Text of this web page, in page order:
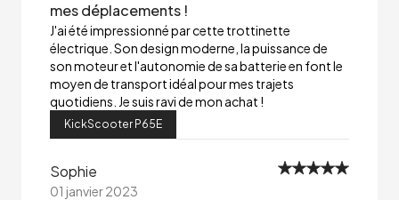
mes déplacements !
J'ai été impressionné par cette trottinette
électrique. Son design moderne, la puissance de
son moteur et l'autonomie de sa batterie en font le
moyen de transport idéal pour mes trajets
quotidiens. Je suis ravi de mon achat !
KickScooter P65E
Sophie
01 janvier 2023